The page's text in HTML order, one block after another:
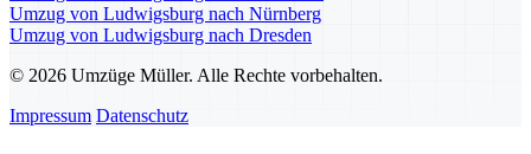
Umzug von Ludwigsburg nach Nürnberg
Umzug von Ludwigsburg nach Dresden
© 2026 Umzüge Müller. Alle Rechte vorbehalten.
Impressum Datenschutz